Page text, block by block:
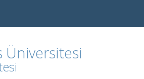
Üniversitesi